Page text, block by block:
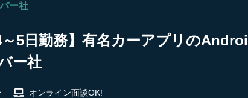
ー社
～5日勤務】有名カーアプリの
ー社
オンライン面談OK!